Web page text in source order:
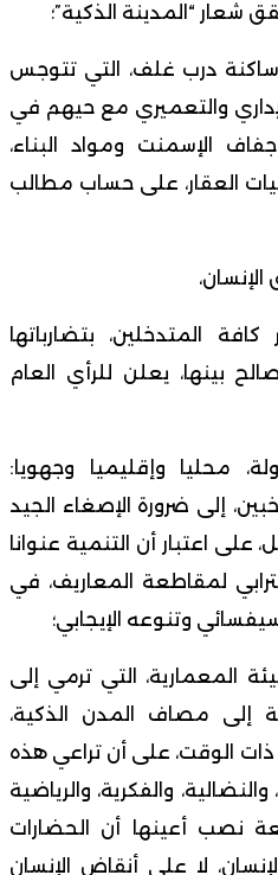
شعار “المدينة الذكية”؛
درب غلف، التي تتوجس
والتعميري مع حيهم في
الإسمنت ومواد البناء،
العقار، على حساب مطالب
المتدخلين، بتضارباتها
بينها، يعلن للرأي العام
محليا وإقليميا وجهويا:
إلى ضرورة الإصغاء الجيد
على اعتبار أن التنمية عنوانا
لمقاطعة المعاريف، في
وتنوعه الإيجابي؛
المعمارية، التي ترمي إلى
إلى مصاف المدن الذكية،
ذات الوقت، على أن تراعي هذه
والفكرية، والرياضية
نصب أعينها أن الحضارات
لا على أنقاض الإنسان